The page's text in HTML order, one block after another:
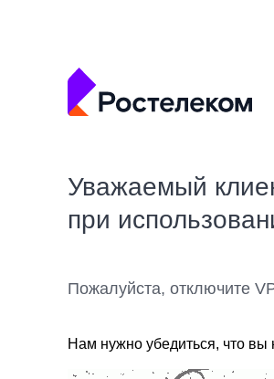
Уважаемый
при
Пожалуйста, отключите
Нам нужно убедиться, что вы